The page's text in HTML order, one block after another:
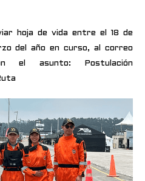
hoja de vida entre el 18 de
del año en curso, al correo
el asunto: Postulación